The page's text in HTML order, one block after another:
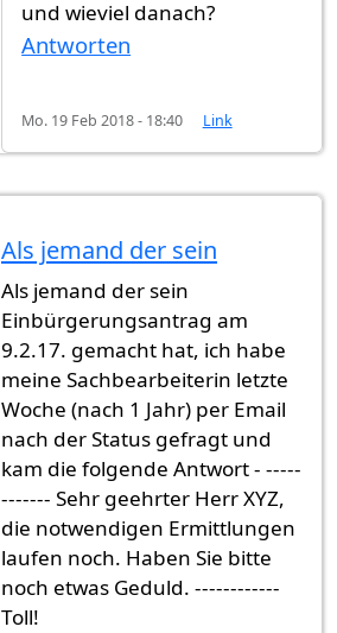
und wieviel danach?
Antworten
Mo. 19 Feb 2018 - 18:40 Link
Als jemand der sein
Als jemand der sein
Einbürgerungsantrag am
9.2.17. gemacht hat, ich habe
meine Sachbearbeiterin letzte
Woche (nach 1 Jahr) per Email
nach der Status gefragt und
kam die folgende Antwort - -----
------- Sehr geehrter Herr XYZ,
die notwendigen Ermittlungen
laufen noch. Haben Sie bitte
noch etwas Geduld. ------------
Toll!